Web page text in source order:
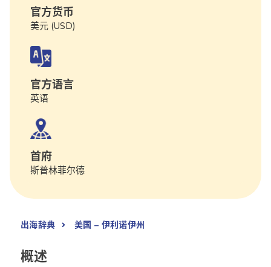
官方货币
美元 (USD)
官方语言
英语
首府
斯普林菲尔德
出海辞典 美国 – 伊利诺伊州
概述